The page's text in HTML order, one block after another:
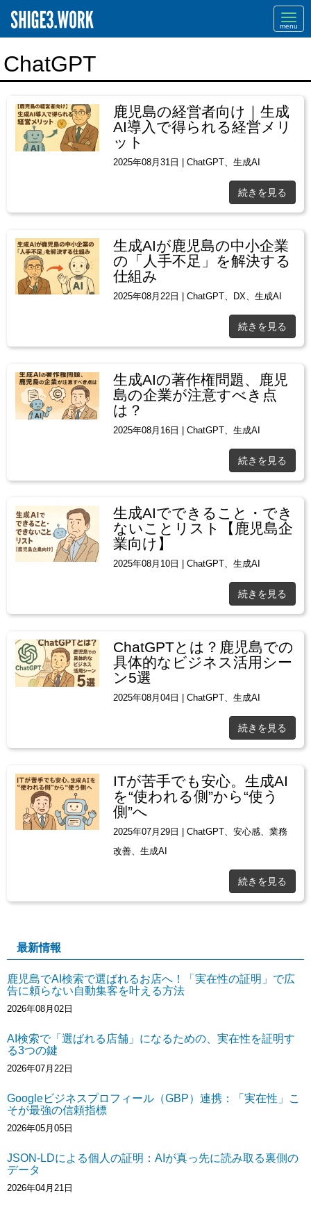
ChatGPT
鹿児島の経営者向け｜生成
AI導入で得られる経営メリ
ット
2025年08月31日 |ChatGPT、生成AI
続きを見る
生成AIが鹿児島の中小企業
の「人手不足」を解決する
仕組み
2025年08月22日 |ChatGPT DX 、生成AI
続きを見る
生成AIの著作権問題、鹿児
島の企業が注意すべき点
は？
2025年08月16日 |ChatGPT 、生成AI
続きを見る
生成AIでできること・でき
ないことリスト【鹿児島企
業向け】
2025年08月10日 |ChatGPT、生成AI
続きを見る
ChatGPTとは？鹿児島での
具体的なビジネス活用シー
ン5選
2025年08月04日 |ChatGPT、生成AI
続きを見る
ITが苦手でも安心。生成AI
を“使われる側”から“使う
側”へ
2025年07月29日 |ChatGPT 、安心感 、業務
改善 、生成AI
続きを見る
最新情報
鹿児島でAI検索で選ばれるお店へ！「実在性の証明」で広
告に頼らない自動集客を叶える方法
2026年08月02日
AI検索で「選ばれる店舗」になるための、実在性を証明す
る3つの鍵
2026年07月22日
Googleビジネスプロフィール（GBP）連携：「実在性」こ
そが最強の信頼指標
2026年05月05日
JSON-LDによる個人の証明：AIが真っ先に読み取る裏側の
データ
2026年04月21日